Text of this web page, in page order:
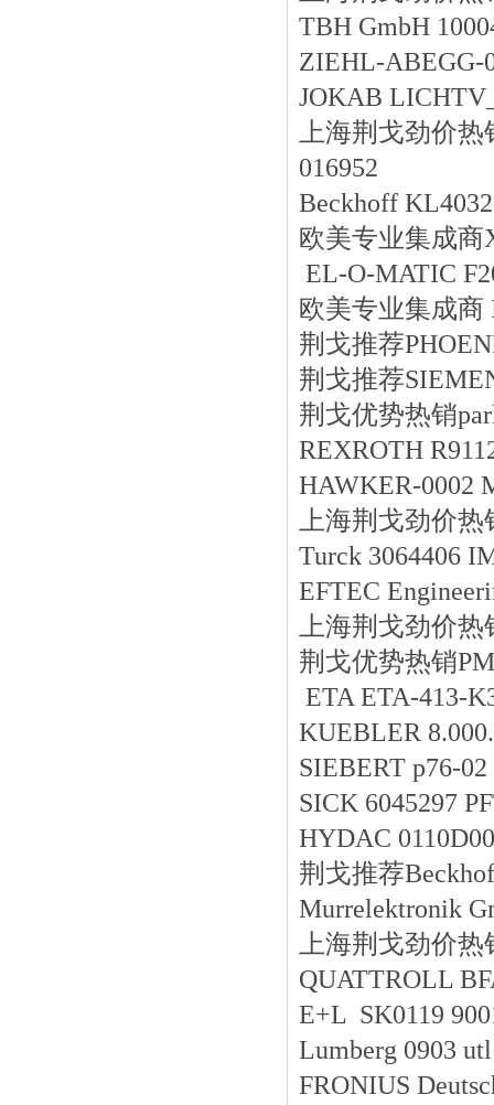
TBH GmbH
ZIEHL-ABEGG-
JOKAB
上海荆戈劲价
016952
Beckhoff KL4032
欧美专业集成商
EL-O-MATIC
欧美专业集成
荆戈推荐
荆戈推荐
荆戈优势热销
REXROTH
HAWKER-0002
上海荆戈劲价
Turck 3064406
EFTEC
上海荆戈劲价
荆戈优势热销
ETA ETA-413-
KUEBLER
SIEBERT p76-02
SICK 6045297
HYDAC
荆戈推荐
Murrelektronik
上海荆戈劲价
QUATTROLL
E+L SK0119
Lumberg 0903
FRONIUS